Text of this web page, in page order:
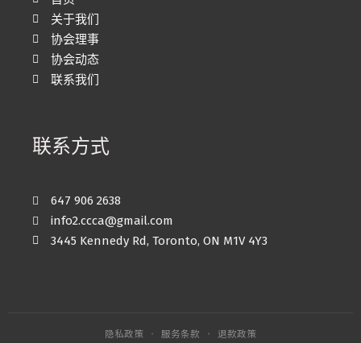
关于我们
协会理事
协会动态
联系我们
联系方式
647 906 2638
info2.ccca@gmail.com
3445 Kennedy Rd, Toronto, ON M1V 4Y3
隐私政策 · 服务条款 · 退款政策